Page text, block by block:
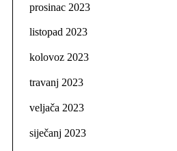
prosinac 2023
listopad 2023
kolovoz 2023
travanj 2023
veljača 2023
siječanj 2023